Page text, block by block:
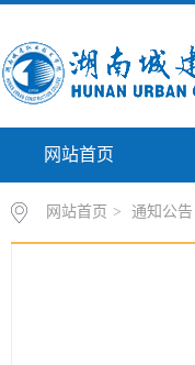
网站首页
网站首页 > 通知公告